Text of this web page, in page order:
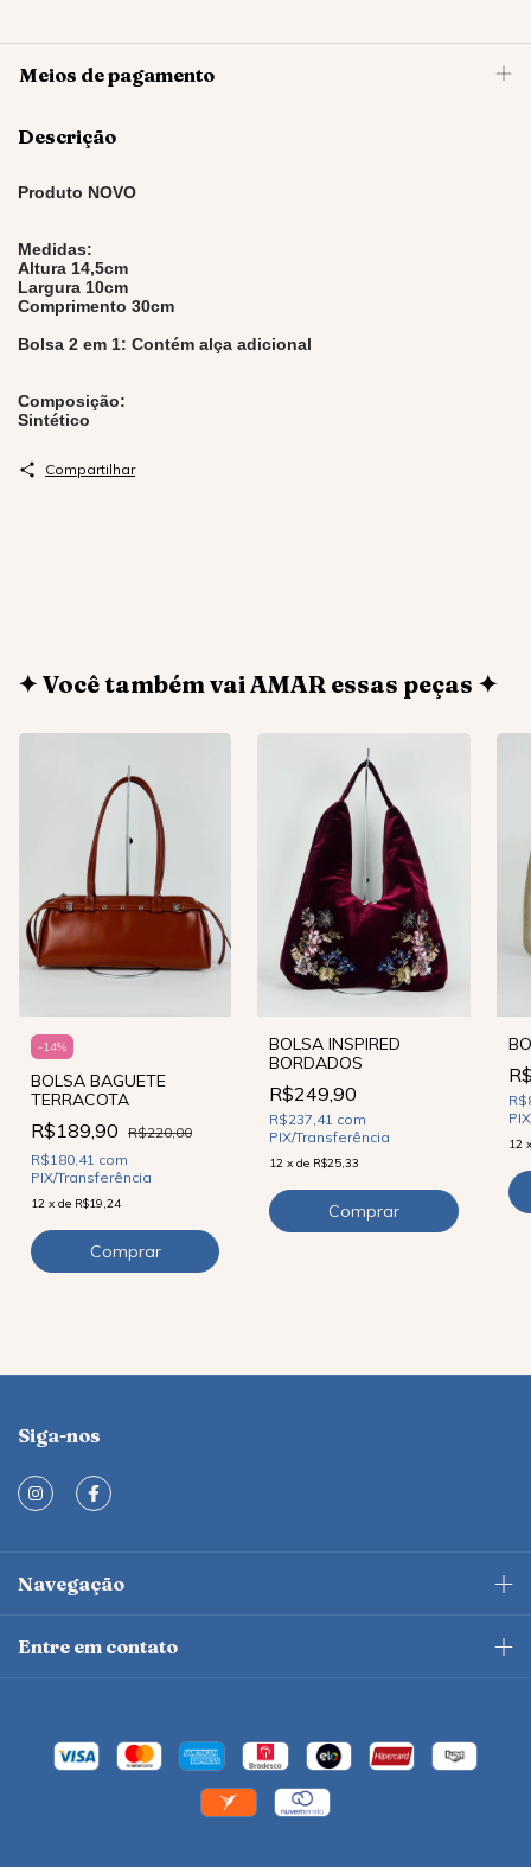
Meios de pagamento
Descrição
Produto NOVO
Medidas:
Altura 14,5cm
Largura 10cm
Comprimento 30cm
Bolsa 2 em 1: Contém alça adicional
Composição:
Sintético
Compartilhar
✦ Você também vai AMAR essas peças ✦
-14%
BOLSA BAGUETE
TERRACOTA
R$189,90 R$220,00
R$180,41 com
PIX/Transferência
12 x de R$19,24
BOLSA INSPIRED
BORDADOS
R$249,90
R$237,41 com
PIX/Transferência
12 xde R$25,33
12
Siga-nos
Navegação
Entre em contato